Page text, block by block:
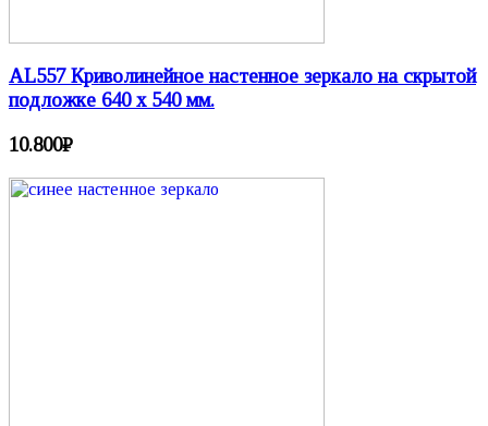
AL557 Криволинейное настенное зеркало на скрытой
подложке 640 х 540 мм.
10.800₽